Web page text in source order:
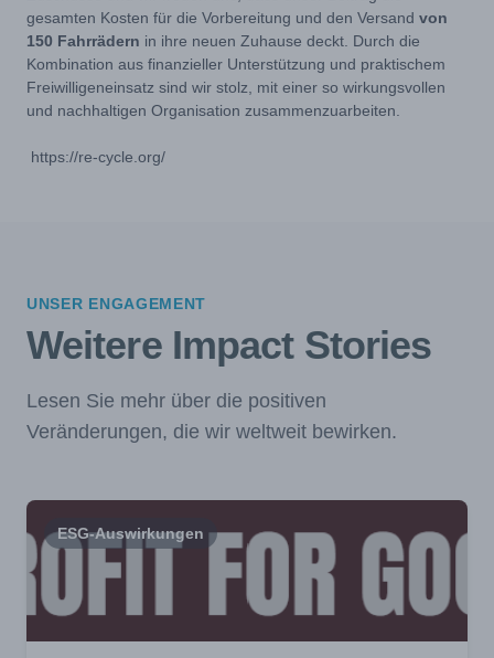
gesamten Kosten für die Vorbereitung und den Versand von
150 Fahrrädern in ihre neuen Zuhause deckt. Durch die
Kombination aus finanzieller Unterstützung und praktischem
Freiwilligeneinsatz sind wir stolz, mit einer so wirkungsvollen
und nachhaltigen Organisation zusammenzuarbeiten.
https://re-cycle.org/
UNSER ENGAGEMENT
Weitere Impact Stories
Lesen Sie mehr über die positiven
Veränderungen, die wir weltweit bewirken.
ESG-Auswirkungen